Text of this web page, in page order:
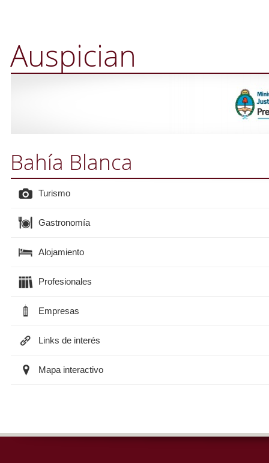
Auspician
Bahía Blanca
Turismo
Gastronomía
Alojamiento
Profesionales
Empresas
Links de interés
Mapa interactivo